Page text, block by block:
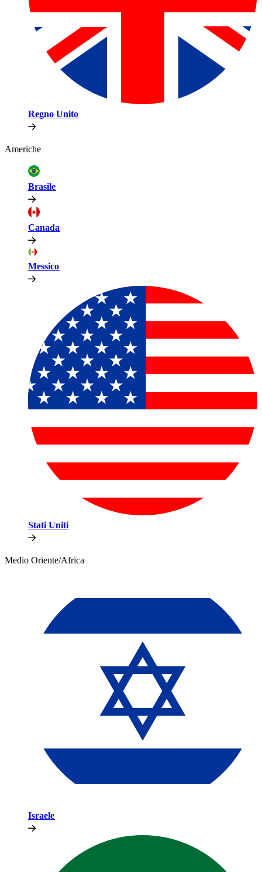
Regno Unito​​
Americhe​​
Brasile​​
Canada​​
Messico​​
Stati Uniti​​
Medio Oriente/Africa​​
Israele​​